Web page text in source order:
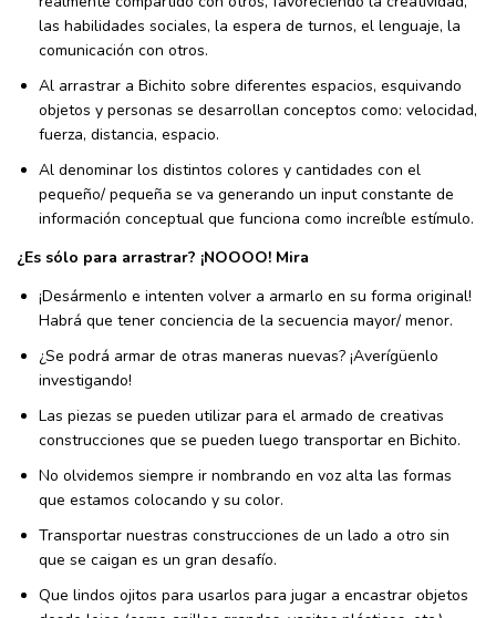
las habilidades sociales, la espera de turnos, el lenguaje, la
comunicación con otros.
Al arrastrar a Bichito sobre diferentes espacios, esquivando
objetos y personas se desarrollan conceptos como: velocidad,
fuerza, distancia, espacio.
Al denominar los distintos colores y cantidades con el
pequeño/ pequeña se va generando un input constante de
información conceptual que funciona como increíble estímulo.
¿Es sólo para arrastrar? ¡NOOOO! Mira
¡Desármenlo e intenten volver a armarlo en su forma original!
Habrá que tener conciencia de la secuencia mayor/ menor.
¿Se podrá armar de otras maneras nuevas? ¡Averígüenlo
investigando!
Las piezas se pueden utilizar para el armado de creativas
construcciones que se pueden luego transportar en Bichito.
No olvidemos siempre ir nombrando en voz alta las formas
que estamos colocando y su color.
Transportar nuestras construcciones de un lado a otro sin
que se caigan es un gran desafío.
Que lindos ojitos para usarlos para jugar a encastrar objetos